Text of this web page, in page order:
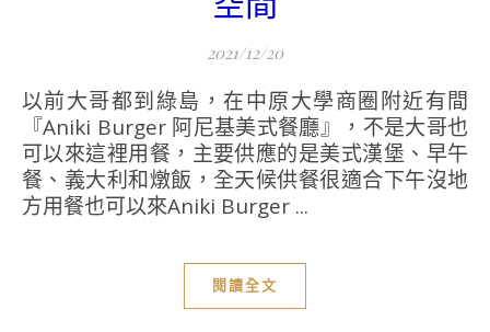
2021/12/20
以前大哥都到綠島，在中原大學商圈附近有間
『Aniki Burger 阿尼基美式餐廳』，不是大哥也
可以來這裡用餐，主要供應的是美式漢堡、早午
餐、義大利和燉飯，全天候供餐很適合下午沒地
方用餐也可以來Aniki Burger ...
閱讀全文